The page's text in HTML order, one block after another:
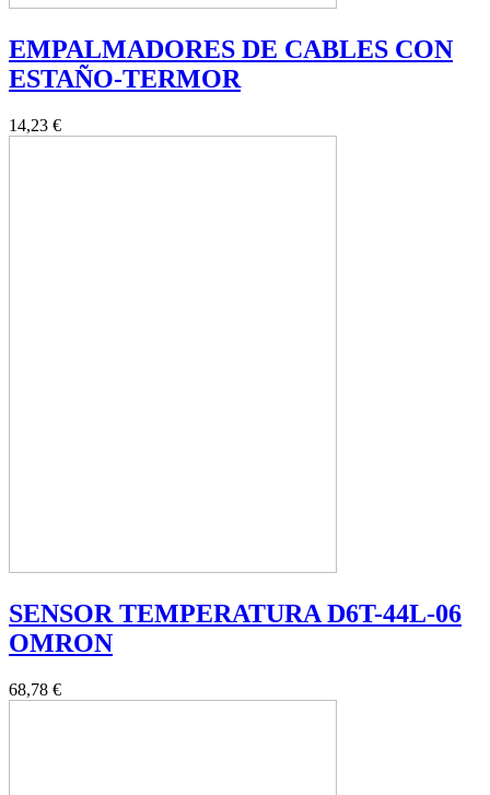
EMPALMADORES DE CABLES CON
ESTAÑO-TERMOR
14,23 €
SENSOR TEMPERATURA D6T-44L-06
OMRON
68,78 €